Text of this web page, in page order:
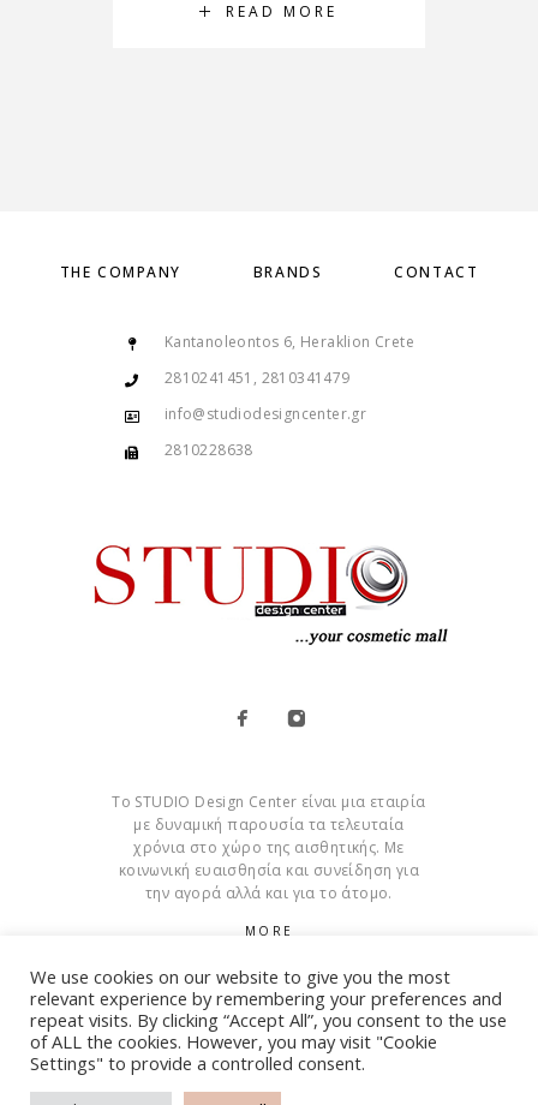
READ MORE
THE COMPANY BRANDS CONTACT
Kantanoleontos 6, Heraklion Crete
2810241451, 2810341479
info@studiodesigncenter.gr
2810228638
Το STUDIO Design Center είναι μια εταιρία
με δυναμική παρουσία τα τελευταία
χρόνια στο χώρο της αισθητικής. Με
κοινωνική ευαισθησία και συνείδηση για
την αγορά αλλά και για το άτομο.
MORE
Cookies
© Copyright 2015 – 2026 . All Rights Reserved. Developed By
We use cookies on our website to give you the most
relevant experience by remembering your preferences and
repeat visits. By clicking “Accept All”, you consent to the use
of ALL the cookies. However, you may visit "Cookie
Settings" to provide a controlled consent.